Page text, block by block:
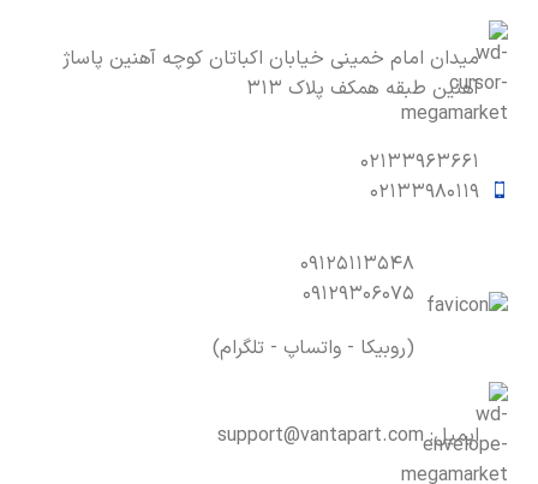
میدان امام خمینی خیابان اکباتان کوچه آهنین پاساژ
آهنین طبقه همکف پلاک ۳۱۳
۰۲۱۳۳۹۶۳۶۶۱
۰۲۱۳۳۹۸۰۱۱۹
۰۹۱۲۵۱۱۳۵۴۸
۰۹۱۲۹۳۰۶۰۷۵
(روبیکا - واتساپ - تلگرام)
ایمیل:support@vantapart.com